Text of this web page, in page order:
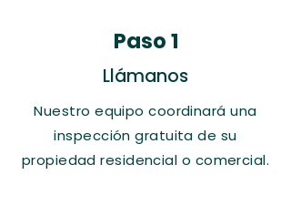
Paso 1
Llámanos
Nuestro equipo coordinará una
inspección gratuita de su
propiedad residencial o comercial.